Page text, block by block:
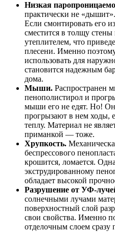
Низкая
практически не
Если смонтировать его
сместится в толщу
утеплителем, что
плесени. Именно
использовать для
становится надежным
дома.
Мыши. Распространен
пенополистирол и
мыши его не едят. Но!
прогрызают в нем ходы,
теплу. Материал не
приманкой — тоже.
Хрупкость.
беспрессового
крошится, ломается.
экструдированному
обладает высокой
Разрушение от УФ-
солнечными лучами
поверхностный слой
свои свойства. Именно
отделочным слоем сразу